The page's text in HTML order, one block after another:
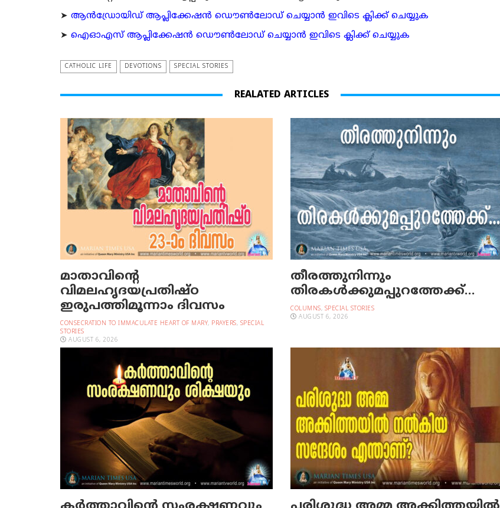
➤ ആന്‍ഡ്രോയിഡ് ആപ്ലിക്കേഷന്‍ ഡൌണ്‍ലോഡ് ചെയ്യാന്‍ ഇവിടെ ക്ലിക്ക് ചെയ്യുക
➤ ഐഓഎസ് ആപ്ലിക്കേഷന്‍ ഡൌണ്‍ലോഡ് ചെയ്യാന്‍ ഇവിടെ ക്ലിക്ക് ചെയ്യുക
CATHOLIC LIFE DEVOTIONS SPECIAL STORIES
REALATED ARTICLES
മാതാവിന്റെ
വിമലഹൃദയപ്രതിഷ്ഠ
ഇരുപത്തിമൂന്നാം ദിവസം
CONSECRATION TO IMMACULATE HEART OF MARY, PRAYERS, SPECIAL
STORIES
AUGUST 6, 2026
തീരത്തുനിന്നും
തിരകള്‍ക്കുമപ്പുറത്തേക്ക്…
COLUMNS, SPECIAL STORIES
AUGUST 6, 2026